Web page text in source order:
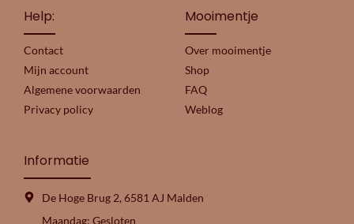
Help:
Contact
Mijn account
Algemene voorwaarden
Privacy policy
Mooimentje
Over mooimentje
Shop
FAQ
Weblog
Informatie
De Hoge Brug 2, 6581 AJ Malden
Maandag: Gesloten